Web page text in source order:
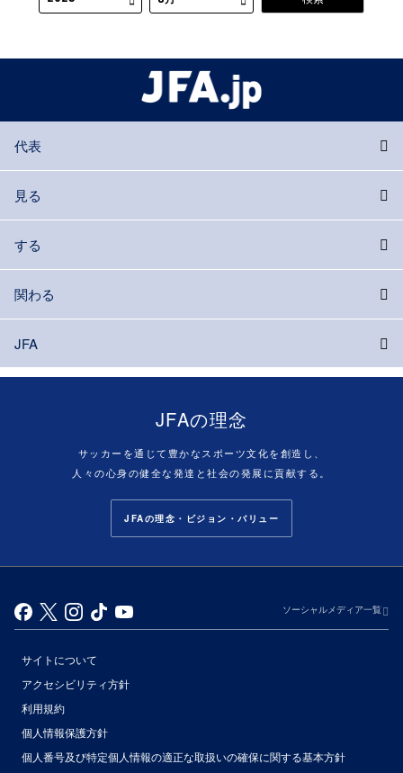
代表
見る
する
関わる
JFA
JFAの理念
サッカーを通じて豊かなスポーツ文化を創造し、
人々の心身の健全な発達と社会の発展に貢献する。
JFAの理念・ビジョン・バリュー
ソーシャルメディア一覧
サイトについて
アクセシビリティ方針
利用規約
個人情報保護方針
個人番号及び特定個人情報の適正な取扱いの確保に関する基本方針